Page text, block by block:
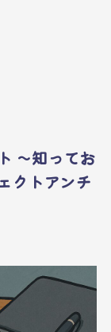
～知ってお
クトアンチ